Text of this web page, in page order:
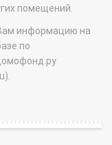
помещений.
информацию на
по